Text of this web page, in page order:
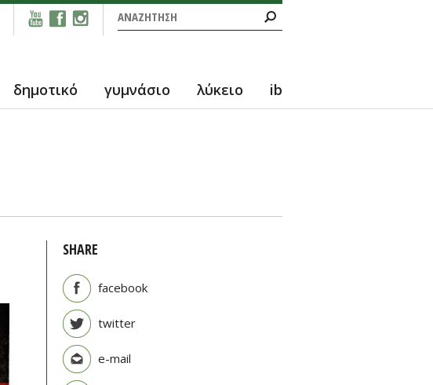
Φόρμα αναζήτησης
Αναζήτηση
δημοτικό γυμνάσιο λύκειο ib
SHARE
facebook
twitter
e-mail